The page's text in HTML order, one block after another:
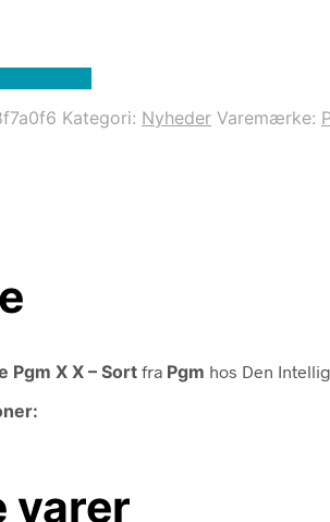
Kategori: Nyheder Varemærke:
X X – Sort fra Pgm hos Den
varer